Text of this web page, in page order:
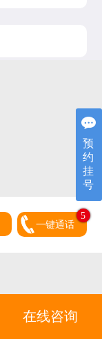
一键通话
5
在线咨询
预
约
挂
号